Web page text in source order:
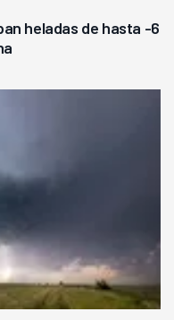
heladas de hasta -6